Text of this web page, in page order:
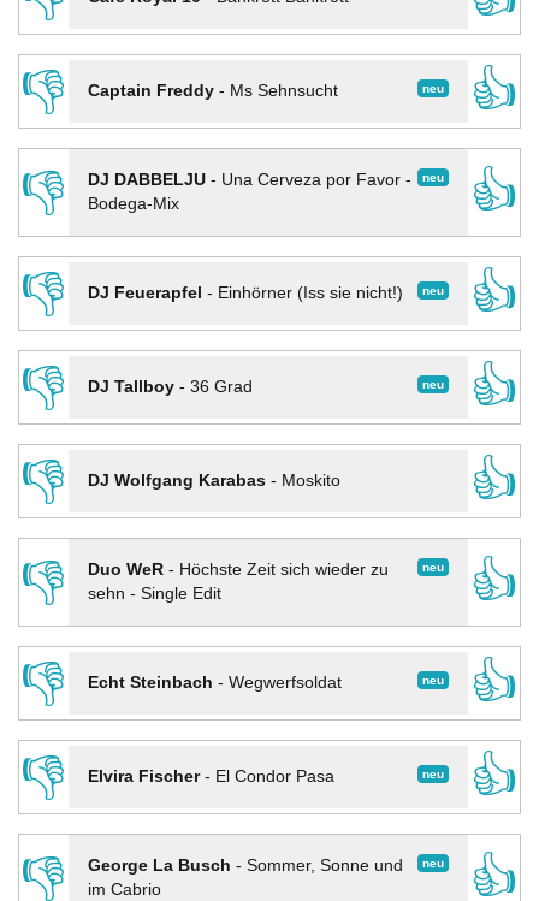
👎
neu
Captain Freddy- Ms Sehnsucht
👍
👎
neu
DJ DABBELJU- Una Cerveza por Favor -
Bodega-Mix
👍
👎
neu
DJ Feuerapfel - Einhörner (Iss sie nicht!)
👍
👎
neu
DJ Tallboy- 36 Grad
👍
👎
DJ Wolfgang Karabas- Moskito
👍
👎
neu
Duo WeR- Höchste Zeit sich wieder zu
sehn - Single Edit
👍
👎
neu
Echt Steinbach - Wegwerfsoldat
👍
👎
neu
Elvira Fischer- El Condor Pasa
👍
👎
neu
George La Busch - Sommer, Sonne und
im Cabrio
👍